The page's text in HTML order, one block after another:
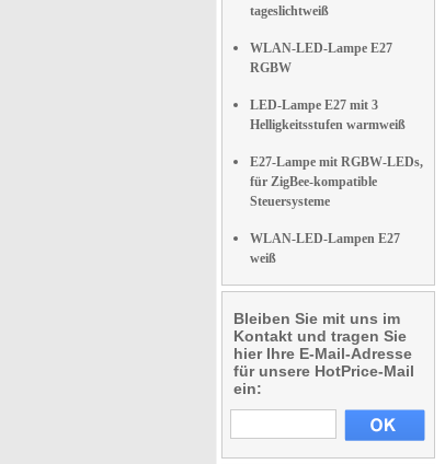
tageslichtweiß
WLAN-LED-Lampe E27
RGBW
LED-Lampe E27 mit 3
Helligkeitsstufen warmweiß
E27-Lampe mit RGBW-LEDs,
für ZigBee-kompatible
Steuersysteme
WLAN-LED-Lampen E27
weiß
Bleiben Sie mit uns im
Kontakt und tragen Sie
hier Ihre E-Mail-Adresse
für unsere HotPrice-Mail
ein: